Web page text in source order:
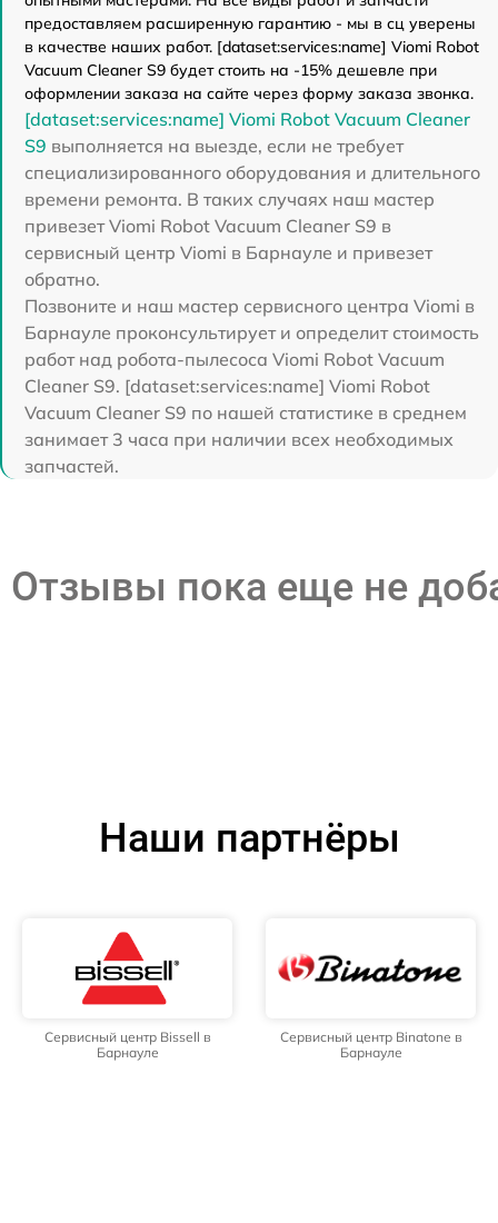
предоставляем расширенную гарантию - мы в сц уверены
в качестве наших работ. [dataset:services:name] Viomi Robot
Vacuum Cleaner S9 будет стоить на -15% дешевле при
оформлении заказа на сайте через форму заказа звонка.
[dataset:services:name] Viomi Robot Vacuum Cleaner
S9 выполняется на выезде, если не требует
специализированного оборудования и длительного
времени ремонта. В таких случаях наш мастер
привезет Viomi Robot Vacuum Cleaner S9 в
сервисный центр Viomi в Барнауле и привезет
обратно.
Позвоните и наш мастер сервисного центра Viomi в
Барнауле проконсультирует и определит стоимость
работ над робота-пылесоса Viomi Robot Vacuum
Cleaner S9. [dataset:services:name] Viomi Robot
Vacuum Cleaner S9 по нашей статистике в среднем
занимает 3 часа при наличии всех необходимых
запчастей.
Отзывы пока еще не
Наши партнёры
Сервисный центр Bissell в
Барнауле
Сервисный центр Binatone в
Барнауле